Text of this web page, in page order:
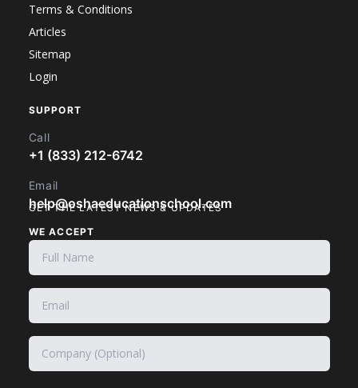
Terms & Conditions
Articles
Sitemap
Login
SUPPORT
Call
+1 (833) 212-6742
Email
help@oshaeducationschool.com
WE ACCEPT
GET THE LATEST NEWS & UPDATES